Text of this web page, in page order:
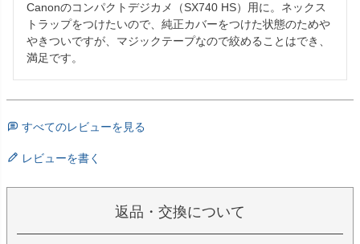
Canonのコンパクトデジカメ（SX740 HS）用に。ネックス
トラップをつけたいので、純正カバーをつけた状態のためや
やきついですが、マジックテープなので絞めることはでき、
満足です。
すべてのレビューを見る
レビューを書く
返品・交換について